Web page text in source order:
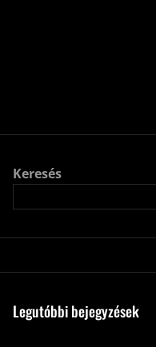
Keresés
Legutóbbi bejegyzések